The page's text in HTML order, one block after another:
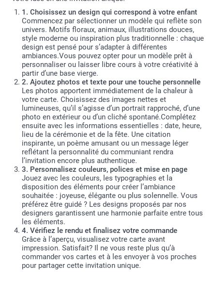
1. Choisissez un design qui correspond à votre enfant
Commencez par sélectionner un modèle qui reflète son
univers. Motifs floraux, animaux, illustrations douces,
style moderne ou inspiration plus traditionnelle : chaque
design est pensé pour s’adapter à différentes
ambiances.Vous pouvez opter pour un modèle prêt à
personnaliser ou laisser libre cours à votre créativité à
partir d’une base vierge.
2. Ajoutez photos et texte pour une touche personnelle
Les photos apportent immédiatement de la chaleur à
votre carte. Choisissez des images nettes et
lumineuses, qu’il s’agisse d’un portrait rapproché, d’une
photo en extérieur ou d’un cliché spontané.Complétez
ensuite avec les informations essentielles : date, heure,
lieu de la cérémonie et de la fête. Une citation
inspirante, un poème amusant ou un message léger
reflétant la personnalité du communiant rendra
l’invitation encore plus authentique.
3. Personnalisez couleurs, polices et mise en page
Jouez avec les couleurs, les typographies et la
disposition des éléments pour créer l’ambiance
souhaitée : joyeuse, élégante ou plus solennelle. Vous
préférez être guidé ? Les designs proposés par nos
designers garantissent une harmonie parfaite entre tous
les éléments.
4. Vérifiez le rendu et finalisez votre commande
Grâce à l’aperçu, visualisez votre carte avant
impression. Satisfait? Il ne vous reste plus qu’à
commander vos cartes et à les envoyer à vos proches
pour partager cette invitation unique.